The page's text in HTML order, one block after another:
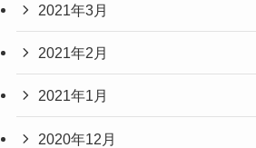
2021年3月
2021年2月
2021年1月
2020年12月